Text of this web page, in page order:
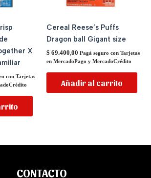
X
con Tarjetas
Cereal Reese’s Puffs
Dragon ball Gigant size
$ 69.400,00 Pagá seguro con Tarjetas
en MercadoPago y MercadoCrédito
Añadir al carrito
CONTACTO